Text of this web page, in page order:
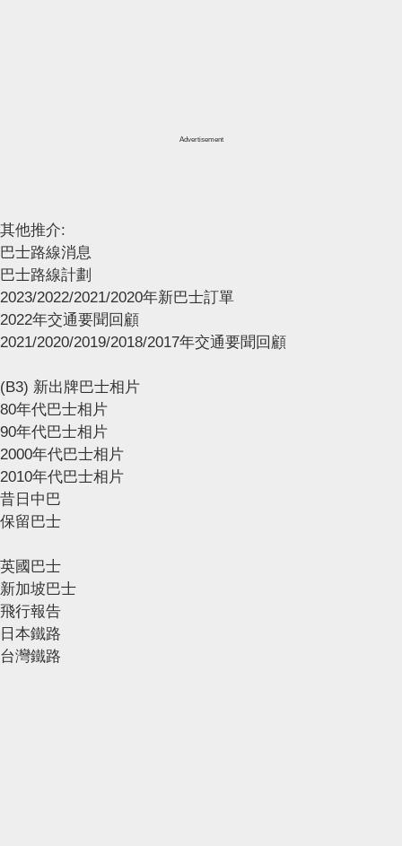
Advertisement
其他推介:
巴士路線消息
巴士路線計劃
2023/2022/2021/2020年新巴士訂單
2022年交通要聞回顧
2021/2020/2019/2018/2017年交通要聞回顧
(B3) 新出牌巴士相片
80年代巴士相片
90年代巴士相片
2000年代巴士相片
2010年代巴士相片
昔日中巴
保留巴士
英國巴士
新加坡巴士
飛行報告
日本鐵路
台灣鐵路